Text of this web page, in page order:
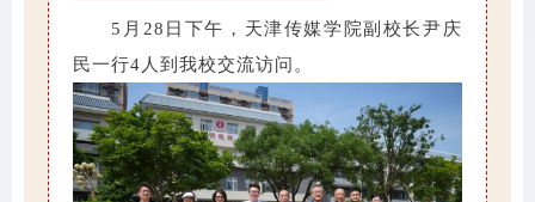
5月28日下午，天津传媒学院副校长尹庆
民一行4人到我校交流访问。